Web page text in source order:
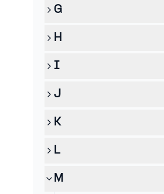
G
H
I
J
K
L
M